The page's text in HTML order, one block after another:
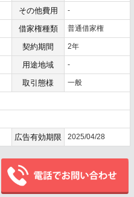
その他費用 -
借家権種類 普通借家権
契約期間 2年
用途地域 -
取引態様 一般
広告有効期限 2025/04/28
メールでお問い合わせ